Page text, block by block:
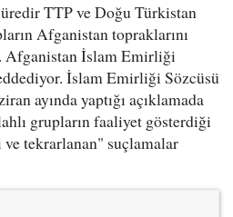
TTP ve Doğu Türkistan
Afganistan topraklarını
Afganistan İslam Emirliği
İslam Emirliği Sözcüsü
ayında yaptığı açıklamada
grupların faaliyet gösterdiği
tekrarlanan" suçlamalar